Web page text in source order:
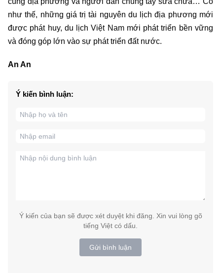
như thế, những giá trị tài nguyên du lịch địa phương mới
được phát huy, du lịch Việt Nam mới phát triển bền vững
và đóng góp lớn vào sự phát triển đất nước.
An An
Ý kiến bình luận:
Ý kiến của bạn sẽ được xét duyệt khi đăng. Xin vui lòng gõ
tiếng Việt có dấu.
Gửi bình luận